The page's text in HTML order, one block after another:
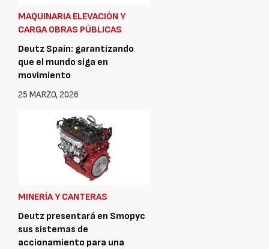
MAQUINARIA ELEVACIÓN Y
CARGA OBRAS PÚBLICAS
Deutz Spain: garantizando
que el mundo siga en
movimiento
25 MARZO, 2026
MINERÍA Y CANTERAS
Deutz presentará en Smopyc
sus sistemas de
accionamiento para una